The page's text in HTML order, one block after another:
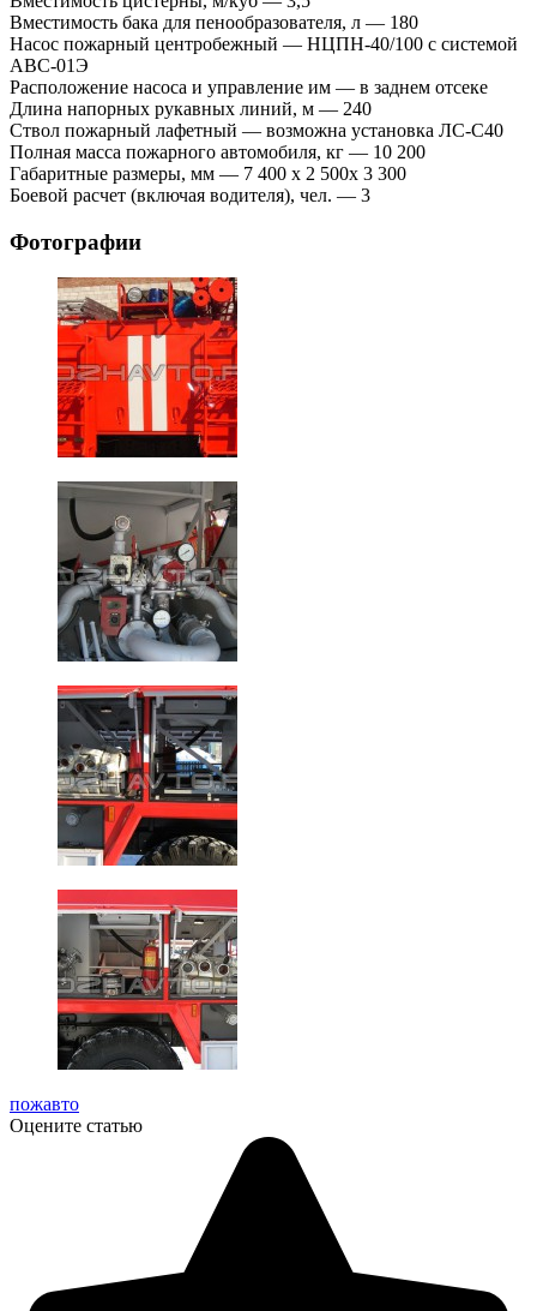
Вместимость бака для пенообразователя, л — 180
Насос пожарный центробежный — НЦПН-40/100 с системой
АВС-01Э
Расположение насоса и управление им — в заднем отсеке
Длина напорных рукавных линий, м — 240
Ствол пожарный лафетный — возможна установка ЛС-С40
Полная масса пожарного автомобиля, кг — 10 200
Габаритные размеры, мм — 7 400 х 2 500х 3 300
Боевой расчет (включая водителя), чел. — 3
Фотографии
пожавто
Оцените статью